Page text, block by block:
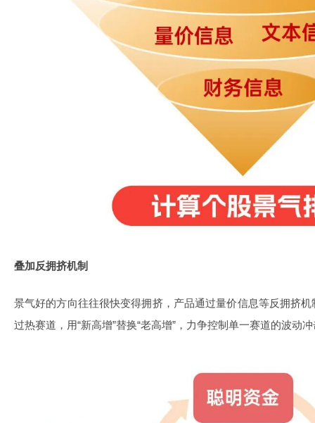
叠加反拥挤机制
景气好的方向往往很快变得拥挤，产品通过量价信息等反拥挤
过热赛道，用“新高增”替换“老高增”，力争控制单一赛道的波动